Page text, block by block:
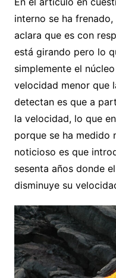
interno se ha
aclara que es con
está girando pero lo
simplemente el
velocidad menor que
detectan es que a
la velocidad, lo que
porque se ha medido
noticioso es que
sesenta años donde
disminuye su